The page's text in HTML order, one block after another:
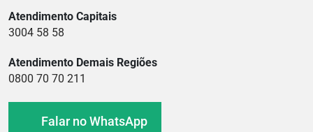
Atendimento Capitais
3004 58 58
Atendimento Demais Regiões
0800 70 70 211
Falar no WhatsApp